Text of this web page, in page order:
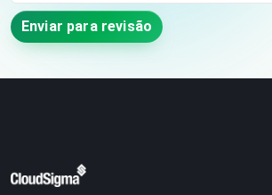
Enviar para revisão